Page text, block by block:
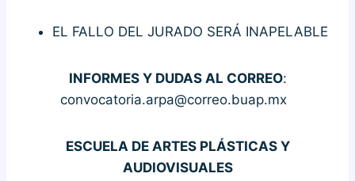
EL FALLO DEL JURADO SERÁ INAPELABLE
INFORMES Y DUDAS AL CORREO:
convocatoria.arpa@correo.buap.mx
ESCUELA DE ARTES PLÁSTICAS Y
AUDIOVISUALES